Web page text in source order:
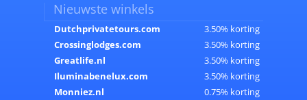
Nieuwste winkels
Dutchprivatetours.com
3.50% korting
Crossinglodges.com
3.50% korting
Greatlife.nl
3.50% korting
Iluminabenelux.com
3.50% korting
Monniez.nl
0.75% korting